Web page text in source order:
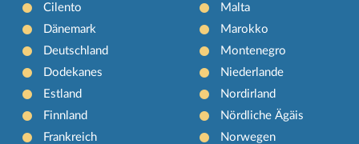
Cilento
Dänemark
Deutschland
Dodekanes
Estland
Finnland
Frankreich
Malta
Marokko
Montenegro
Niederlande
Nordirland
Nördliche Ägäis
Norwegen